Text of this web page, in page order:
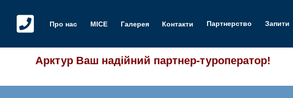
Про нас MICE Галерея Контакти Партнерство Запити
Арктур Ваш надійний партнер-туроператор!